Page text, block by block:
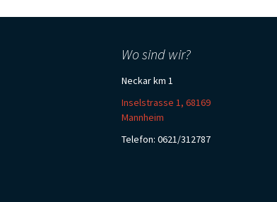
Wo sind wir?
Neckar km 1
Inselstrasse 1, 68169
Mannheim
Telefon: 0621/312787